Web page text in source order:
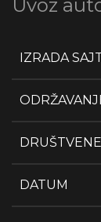
Uvoz
IZRADA
DATUM